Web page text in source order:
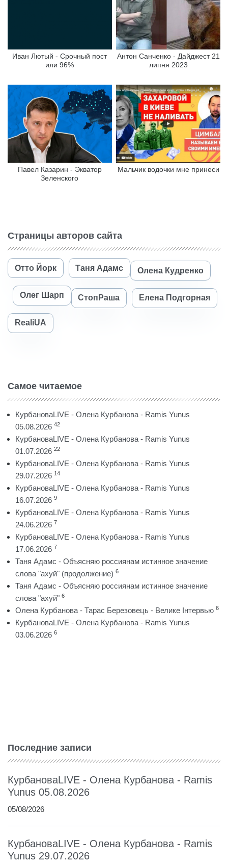
Иван Лютый - Срочный пост
или 96%
Антон Санченко - Дайджест 21
липня 2023
Павел Казарин - Экватор
Зеленского
Мальчик водочки мне принеси
Страницы авторов сайта
Отто Йорк Таня Адамс Олена Кудренко
Олег Шарп СтопРаша Елена Подгорная
RealiUA
Самое читаемое
КурбановаLIVE - Олена Курбанова - Ramis Yunus
05.08.2026 42
КурбановаLIVE - Олена Курбанова - Ramis Yunus
01.07.2026 22
КурбановаLIVE - Олена Курбанова - Ramis Yunus
29.07.2026 14
КурбановаLIVE - Олена Курбанова - Ramis Yunus
16.07.2026 9
КурбановаLIVE - Олена Курбанова - Ramis Yunus
24.06.2026 7
КурбановаLIVE - Олена Курбанова - Ramis Yunus
17.06.2026 7
Таня Адамс - Объясняю россиянам истинное значение
слова "ахуй" (продолжение) 6
Таня Адамс - Объясняю россиянам истинное значение
слова "ахуй" 6
Олена Курбанова - Тарас Березовець - Велике Інтервью 6
КурбановаLIVE - Олена Курбанова - Ramis Yunus
03.06.2026 6
Последние записи
КурбановаLIVE - Олена Курбанова - Ramis
Yunus 05.08.2026
05/08/2026
КурбановаLIVE - Олена Курбанова - Ramis
Yunus 29.07.2026